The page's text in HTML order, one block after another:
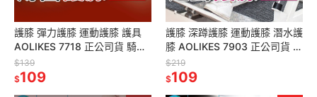
護膝 彈力護膝 運動護膝 護具
AOLIKES 7718 正公司貨 騎車
護膝 跑步護膝 籃球護膝 護膝蓋
$139
$109
護膝 深蹲護膝 運動護膝 潛水護
膝 AOLIKES 7903 正公司貨 健
身護膝 厚款護膝 護膝 護膝套
護具
$219
$109